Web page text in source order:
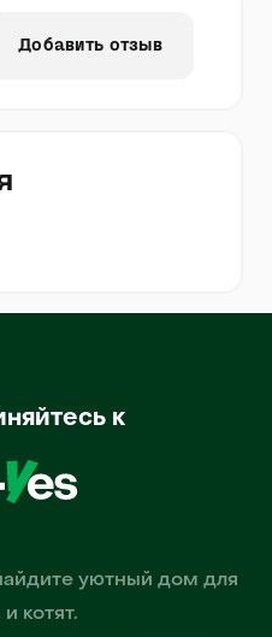
Добавить отзыв
к
уютный дом для
котят.